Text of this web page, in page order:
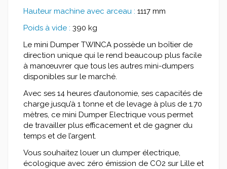
Hauteur machine avec arceau : 1117 mm
Poids à vide : 390 kg
Le mini Dumper TWINCA possède un boîtier de
direction unique qui le rend beaucoup plus facile
à manœuvrer que tous les autres mini-dumpers
disponibles sur le marché.
Avec ses 14 heures d’autonomie, ses capacités de
charge jusqu’à 1 tonne et de levage à plus de 1.70
mètres, ce mini Dumper Electrique vous permet
de travailler plus efficacement et de gagner du
temps et de l’argent.
Vous souhaitez louer un dumper électrique,
écologique avec zéro émission de CO2 sur Lille et